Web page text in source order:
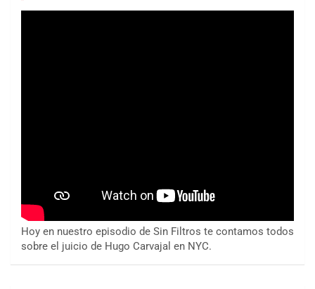
Hoy en nuestro episodio de Sin Filtros te contamos todos
sobre el juicio de Hugo Carvajal en NYC.